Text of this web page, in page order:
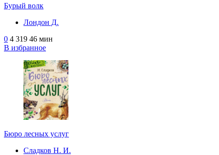
Бурый волк
Лондон Д.
0 4 319 46 мин
В избранное
Бюро лесных услуг
Сладков Н. И.